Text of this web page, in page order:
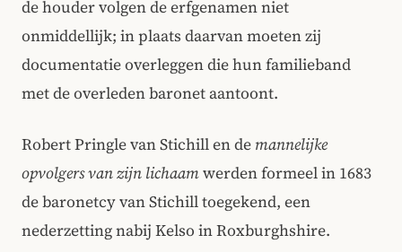
de houder volgen de erfgenamen niet
onmiddellijk; in plaats daarvan moeten zij
documentatie overleggen die hun familieband
met de overleden baronet aantoont.
Robert Pringle van Stichill en de mannelijke
opvolgers van zijn lichaamwerden formeel in 1683
de baronetcy van Stichill toegekend, een
nederzetting nabij Kelso in Roxburghshire.